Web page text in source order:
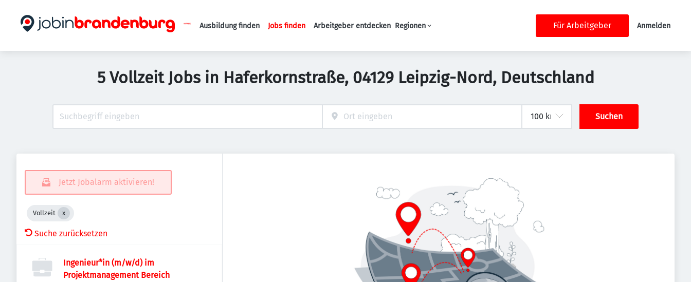
Haupt-Navigation
Ausbildung finden Jobs finden Arbeitgeber entdecken Regionen Für Arbeitgeber Anmelden
5 Vollzeit Jobs in Haferkornstraße, 04129 Leipzig-Nord, Deutschland
Suchen
Jetzt Jobalarm aktivieren!
Vollzeit
Suche zurücksetzen
Ingenieur*in (m/w/d) im
Projektmanagement Bereich